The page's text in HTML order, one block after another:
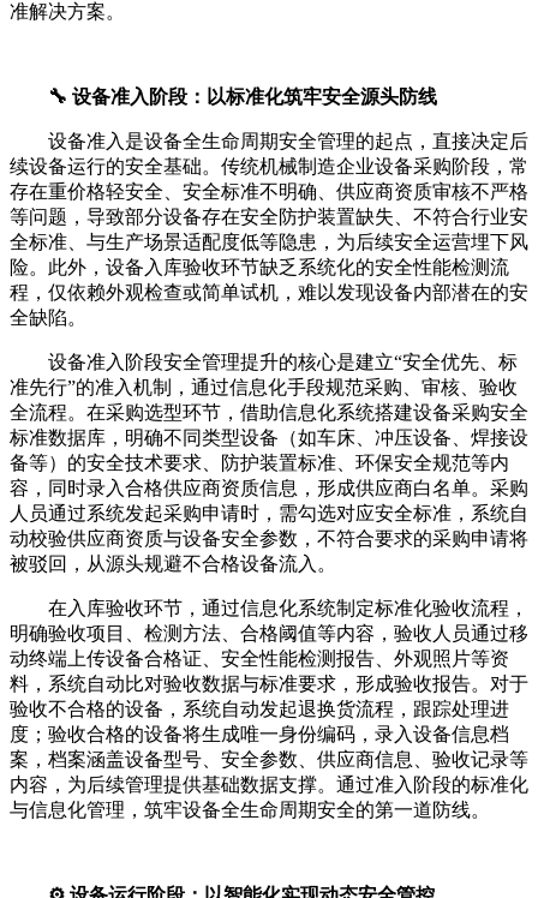
准解决方案。
🔧 设备准入阶段：以标准化筑牢安全源头防线
设备准入是设备全生命周期安全管理的起点，直接决定后
续设备运行的安全基础。传统机械制造企业设备采购阶段，常
存在重价格轻安全、安全标准不明确、供应商资质审核不严格
等问题，导致部分设备存在安全防护装置缺失、不符合行业安
全标准、与生产场景适配度低等隐患，为后续安全运营埋下风
险。此外，设备入库验收环节缺乏系统化的安全性能检测流
程，仅依赖外观检查或简单试机，难以发现设备内部潜在的安
全缺陷。
设备准入阶段安全管理提升的核心是建立“安全优先、标
准先行”的准入机制，通过信息化手段规范采购、审核、验收
全流程。在采购选型环节，借助信息化系统搭建设备采购安全
标准数据库，明确不同类型设备（如车床、冲压设备、焊接设
备等）的安全技术要求、防护装置标准、环保安全规范等内
容，同时录入合格供应商资质信息，形成供应商白名单。采购
人员通过系统发起采购申请时，需勾选对应安全标准，系统自
动校验供应商资质与设备安全参数，不符合要求的采购申请将
被驳回，从源头规避不合格设备流入。
在入库验收环节，通过信息化系统制定标准化验收流程，
明确验收项目、检测方法、合格阈值等内容，验收人员通过移
动终端上传设备合格证、安全性能检测报告、外观照片等资
料，系统自动比对验收数据与标准要求，形成验收报告。对于
验收不合格的设备，系统自动发起退换货流程，跟踪处理进
度；验收合格的设备将生成唯一身份编码，录入设备信息档
案，档案涵盖设备型号、安全参数、供应商信息、验收记录等
内容，为后续管理提供基础数据支撑。通过准入阶段的标准化
与信息化管理，筑牢设备全生命周期安全的第一道防线。